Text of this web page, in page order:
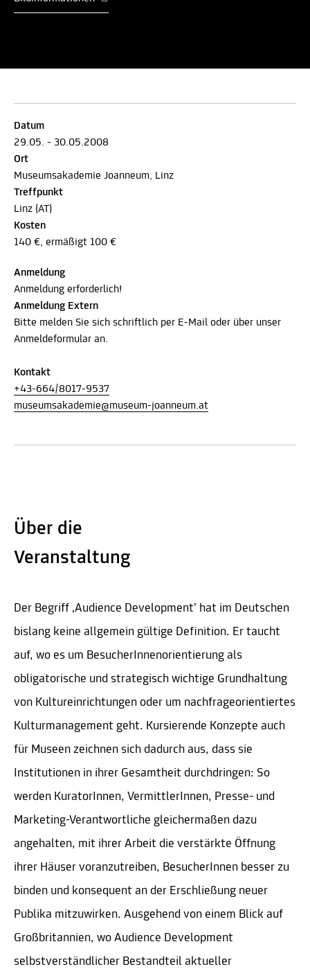
Datum
29.05. - 30.05.2008
Ort
Museumsakademie Joanneum, Linz
Treffpunkt
Linz (AT)
Kosten
140 €, ermäßigt 100 €
Anmeldung
Anmeldung erforderlich!
Anmeldung Extern
Bitte melden Sie sich schriftlich per E-Mail oder über unser
Anmeldeformular an.
Kontakt
+43-664/8017-9537
museumsakademie@museum-joanneum.at
Über die
Veranstaltung
Der Begriff ‚Audience Development’ hat im Deutschen
bislang keine allgemein gültige Definition. Er taucht
auf, wo es um BesucherInnenorientierung als
obligatorische und strategisch wichtige Grundhaltung
von Kultureinrichtungen oder um nachfrageorientiertes
Kulturmanagement geht. Kursierende Konzepte auch
für Museen zeichnen sich dadurch aus, dass sie
Institutionen in ihrer Gesamtheit durchdringen: So
werden KuratorInnen, VermittlerInnen, Presse- und
Marketing-Verantwortliche gleichermaßen dazu
angehalten, mit ihrer Arbeit die verstärkte Öffnung
ihrer Häuser voranzutreiben, BesucherInnen besser zu
binden und konsequent an der Erschließung neuer
Publika mitzuwirken. Ausgehend von einem Blick auf
Großbritannien, wo Audience Development
selbstverständlicher Bestandteil aktueller